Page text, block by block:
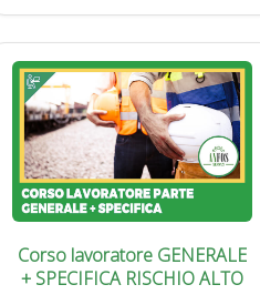
Corso lavoratore GENERALE
+ SPECIFICA RISCHIO ALTO